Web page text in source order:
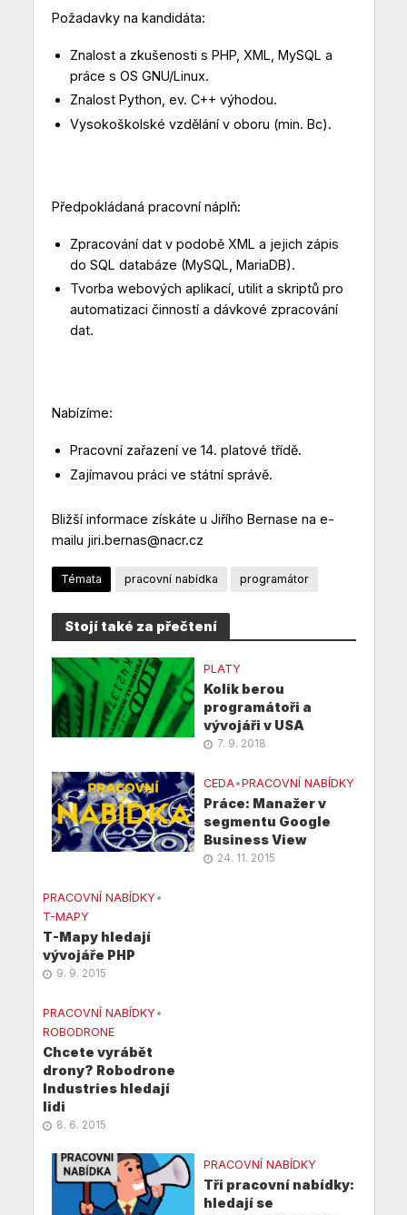
Požadavky na kandidáta:
Znalost a zkušenosti s PHP, XML, MySQL a
práce s OS GNU/Linux.
Znalost Python, ev. C++ výhodou.
Vysokoškolské vzdělání v oboru (min. Bc).
Předpokládaná pracovní náplň:
Zpracování dat v podobě XML a jejich zápis
do SQL databáze (MySQL, MariaDB).
Tvorba webových aplikací, utilit a skriptů pro
automatizaci činností a dávkové zpracování
dat.
Nabízíme:
Pracovní zařazení ve 14. platové třídě.
Zajímavou práci ve státní správě.
Bližší informace získáte u Jiřího Bernase na e-
mailu jiri.bernas@nacr.cz
Témata pracovní nabídka programátor
Stojí také za přečtení
PLATY
Kolik berou
programátoři a
vývojáři v USA
7. 9. 2018
CEDA•PRACOVNÍ NABÍDKY
Práce: Manažer v
segmentu Google
Business View
24. 11. 2015
PRACOVNÍ NABÍDKY •
T-MAPY
T-Mapy hledají
vývojáře PHP
9. 9. 2015
PRACOVNÍ NABÍDKY •
ROBODRONE
Chcete vyrábět
drony? Robodrone
Industries hledají
lidi
8. 6. 2015
PRACOVNÍ NABÍDKY
Tři pracovní nabídky:
hledají se